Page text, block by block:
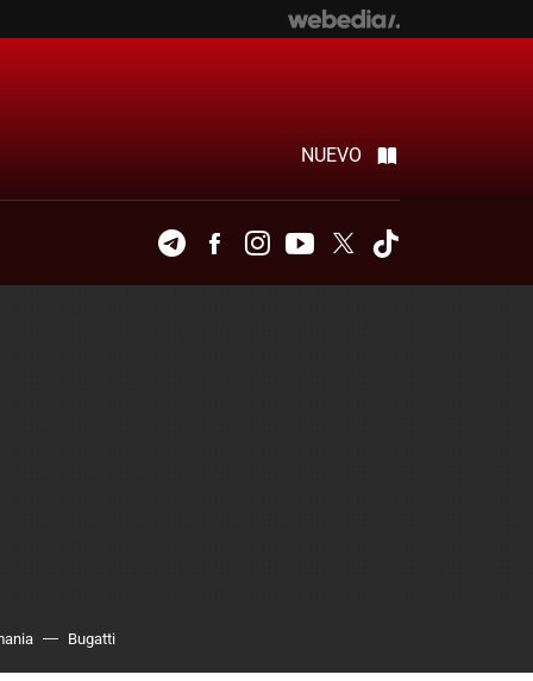
NUEVO
TelegramFacebookInstagramYoutubeTwitter
Bugatti